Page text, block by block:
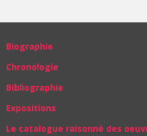
Biographie
Chronologie
Bibliographie
Expositions
Le catalogue raisonné des